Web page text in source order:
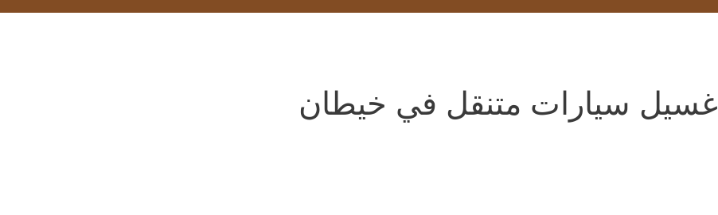
غسيل سيارات متنقل في خيطان